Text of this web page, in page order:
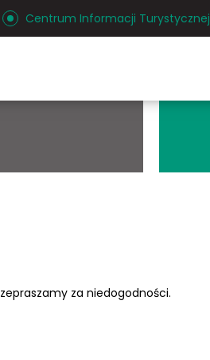
Centrum Informacji Turystycznej
za niedogodności.